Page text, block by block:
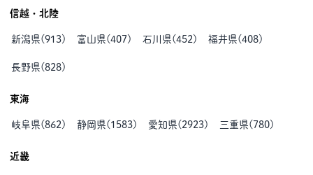
信越・北陸
新潟県(913) 富山県(407 ) 石川県(452 ) 福井県(408)
長野県(828)
東海
岐阜県(862 ) 静岡県( 1583) 愛知県( 2923) 三重県( 780)
近畿